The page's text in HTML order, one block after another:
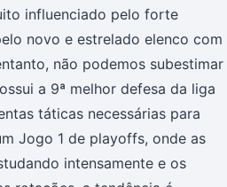
influenciado pelo forte
novo e estrelado elenco com
não podemos subestimar
a 9ª melhor defesa da liga
táticas necessárias para
Jogo 1 de playoffs, onde as
intensamente e os